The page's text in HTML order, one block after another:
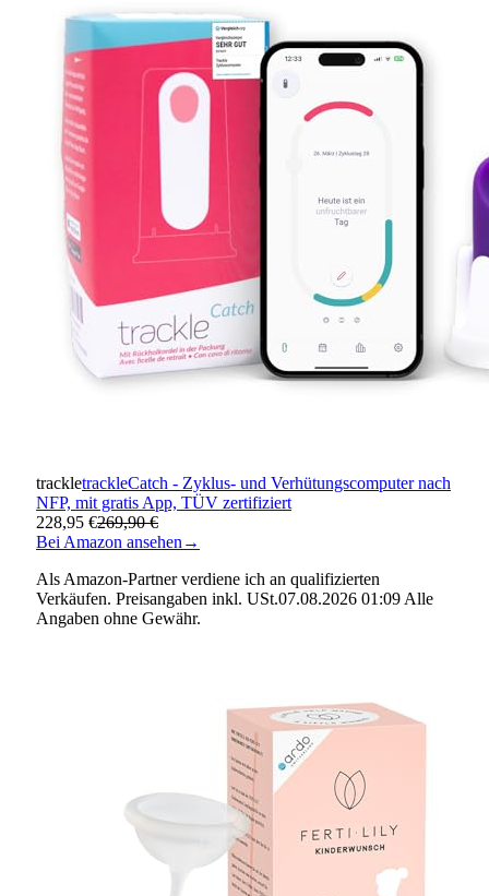
trackletrackleCatch - Zyklus- und Verhütungscomputer nach
NFP, mit gratis App, TÜV zertifiziert
228,95 €269,90 €
Bei Amazon ansehen →
Als Amazon-Partner verdiene ich an qualifizierten
Verkäufen. Preisangaben inkl. USt.07.08.2026 01:09 Alle
Angaben ohne Gewähr.